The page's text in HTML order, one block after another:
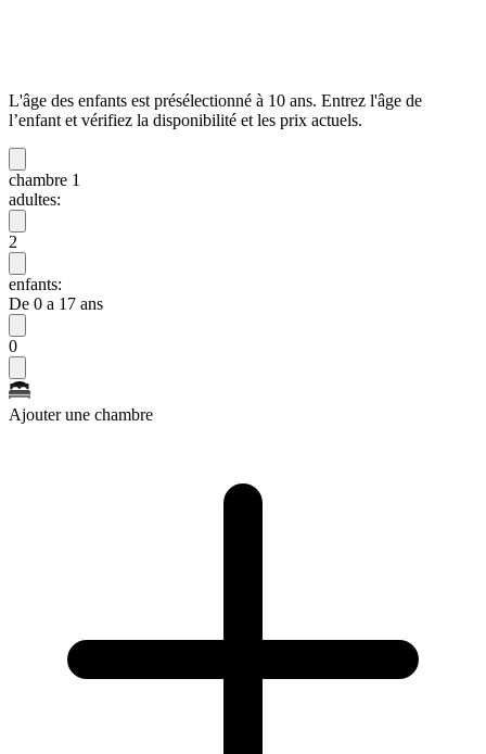
L'âge des enfants est présélectionné à 10 ans. Entrez l'âge de
l’enfant et vérifiez la disponibilité et les prix actuels.
chambre 1
adultes:
2
enfants:
De 0 a 17 ans
0
Ajouter une chambre